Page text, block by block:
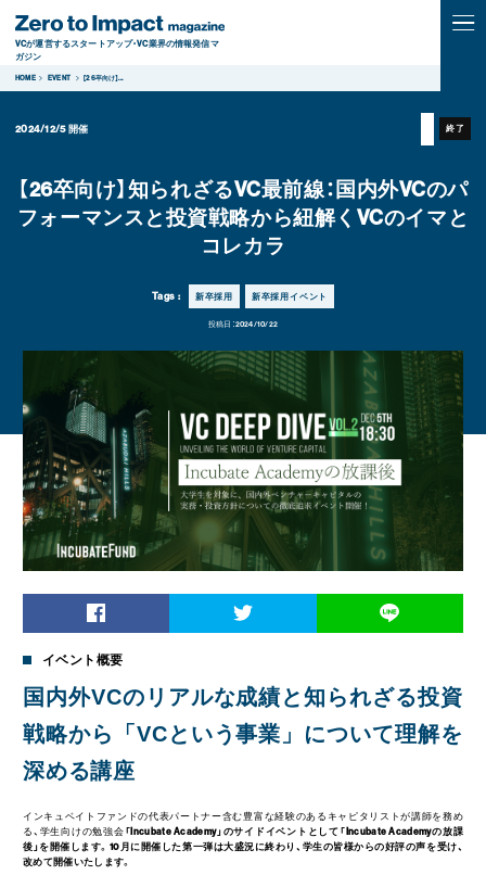
VCが運営するスタートアップ・VC業界の情報発信マ
ガジン
HOME EVENT 【26卒向け】...
2024/12/5開催 終了
【26卒向け】知られざるVC最前線：国内外VCのパ
フォーマンスと投資戦略から紐解くVCのイマと
コレカラ
Tags : 新卒採用 新卒採用イベント
投稿日：2024/10/22
イベント概要
国内外VCのリアルな成績と知られざる投資
戦略から「VCという事業」について理解を
深める講座
インキュベイトファンドの代表パートナー含む豊富な経験のあるキャピタリストが講師を務め
る、学生向けの勉強会 「Incubate Academy」のサイドイベントとして「Incubate Academyの放課
後」を開催します。10月に開催した第一弾は大盛況に終わり、学生の皆様からの好評の声を受け、
改めて開催いたします。